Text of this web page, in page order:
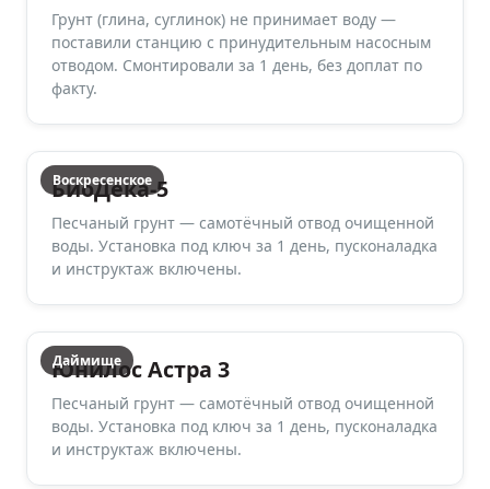
Грунт (глина, суглинок) не принимает воду —
поставили станцию с принудительным насосным
отводом. Смонтировали за 1 день, без доплат по
факту.
Воскресенское
БиоДека-5
Песчаный грунт — самотёчный отвод очищенной
воды. Установка под ключ за 1 день, пусконаладка
и инструктаж включены.
Даймище
Юнилос Астра 3
Песчаный грунт — самотёчный отвод очищенной
воды. Установка под ключ за 1 день, пусконаладка
и инструктаж включены.